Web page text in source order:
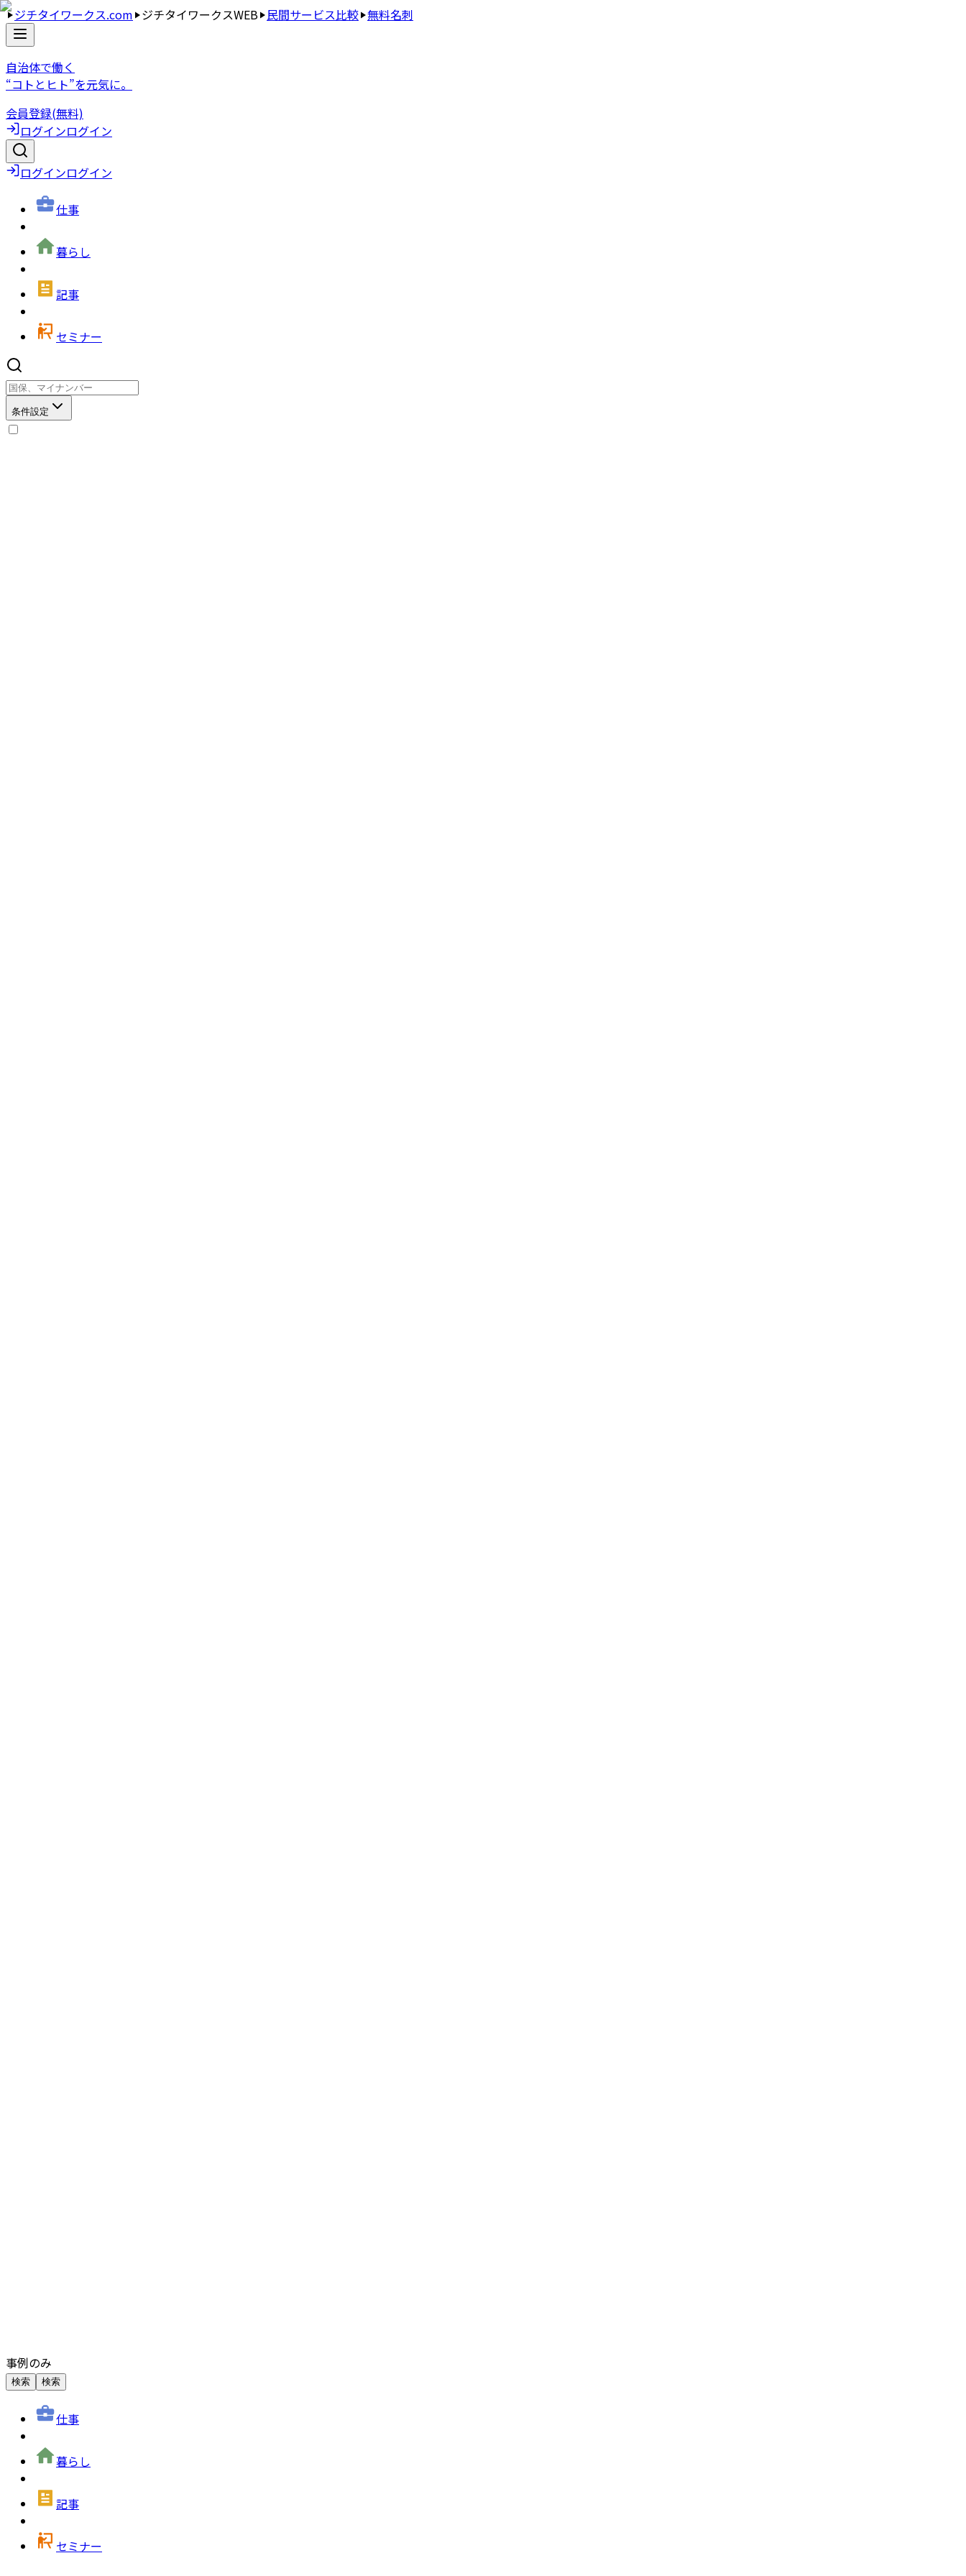
ジチタイワークス.com ジチタイワークスWEB 民間サービス比較 無料名刺
自治体で働く
“コトとヒト”を元気に。
会員登録(無料)
ログインログイン
ログインログイン
仕事
暮らし
記事
セミナー
条件設定
事例のみ
検索 検索
仕事
暮らし
記事
セミナー